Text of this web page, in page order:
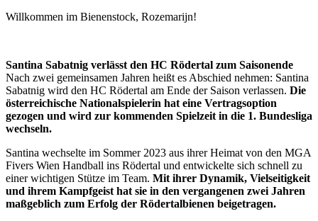
Willkommen im Bienenstock, Rozemarijn!
Santina Sabatnig verlässt den HC Rödertal zum Saisonende
Nach zwei gemeinsamen Jahren heißt es Abschied nehmen: Santina
Sabatnig wird den HC Rödertal am Ende der Saison verlassen. Die
österreichische Nationalspielerin hat eine Vertragsoption
gezogen und wird zur kommenden Spielzeit in die 1. Bundesliga
wechseln.
Santina wechselte im Sommer 2023 aus ihrer Heimat von den MGA
Fivers Wien Handball ins Rödertal und entwickelte sich schnell zu
einer wichtigen Stütze im Team. Mit ihrer Dynamik, Vielseitigkeit
und ihrem Kampfgeist hat sie in den vergangenen zwei Jahren
maßgeblich zum Erfolg der Rödertalbienen beigetragen.